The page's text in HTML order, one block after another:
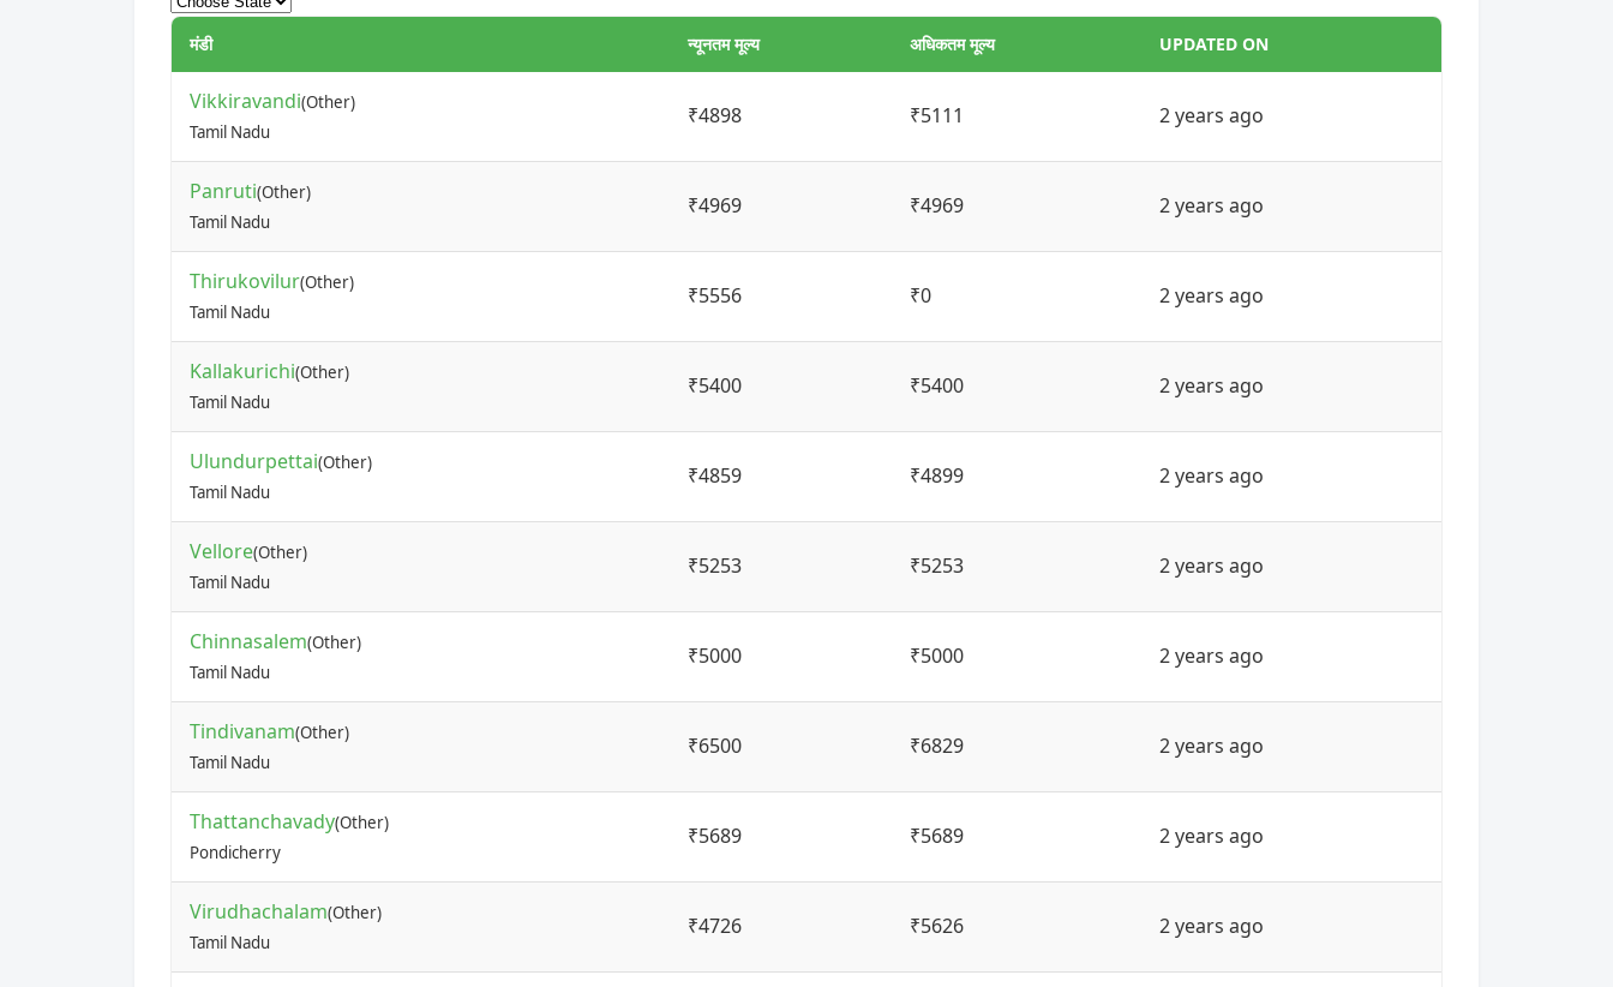
मंडी न्यूनतम मूल्य अधिकतम मूल्य UPDATED ON
Vikkiravandi(Other)
Tamil Nadu
₹4898 ₹5111 2 years ago
Panruti(Other)
Tamil Nadu
₹4969 ₹4969 2 years ago
Thirukovilur(Other)
Tamil Nadu
₹5556 ₹0 2 years ago
Kallakurichi(Other)
Tamil Nadu
₹5400 ₹5400 2 years ago
Ulundurpettai(Other)
Tamil Nadu
₹4859 ₹4899 2 years ago
Vellore(Other)
Tamil Nadu
₹5253 ₹5253 2 years ago
Chinnasalem(Other)
Tamil Nadu
₹5000 ₹5000 2 years ago
Tindivanam(Other)
Tamil Nadu
₹6500 ₹6829 2 years ago
Thattanchavady(Other)
Pondicherry
₹5689 ₹5689 2 years ago
Virudhachalam(Other)
Tamil Nadu
₹4726 ₹5626 2 years ago